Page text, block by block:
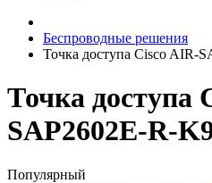
Беспроводные решения
Точка доступа Cisco AIR-
Точка доступа
SAP2602E-R-
Популярный